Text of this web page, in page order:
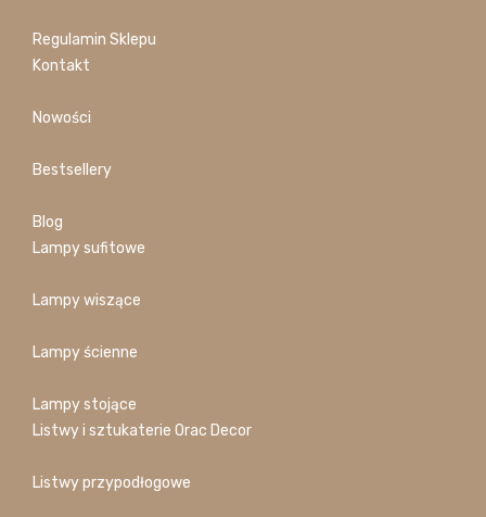
Regulamin Sklepu
Kontakt
Nowości
Bestsellery
Blog
Lampy sufitowe
Lampy wiszące
Lampy ścienne
Lampy stojące
Listwy i sztukaterie Orac Decor
Listwy przypodłogowe